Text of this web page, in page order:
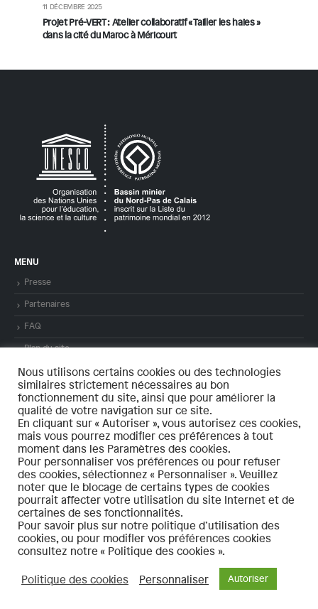
Projet Pré-VERT : Atelier collaboratif « Tailler les haies »
dans la cité du Maroc à Méricourt
11 DÉCEMBRE 2025
MENU
Presse
Partenaires
FAQ
Plan du site
Mentions légales
Contact
© 2021 – bassinminier-patrimoinemondial.org Tous droits réservés. – Réalisé
parLINÉAL
Politique de confidentialité
Nous utilisons certains cookies ou des technologies
similaires strictement nécessaires au bon
fonctionnement du site, ainsi que pour améliorer la
qualité de votre navigation sur ce site.
En cliquant sur « Autoriser », vous autorisez ces cookies,
mais vous pourrez modifier ces préférences à tout
moment dans les Paramètres des cookies.
Pour personnaliser vos préférences ou pour refuser
des cookies, sélectionnez « Personnaliser ». Veuillez
noter que le blocage de certains types de cookies
pourrait affecter votre utilisation du site Internet et de
certaines de ses fonctionnalités.
Pour savoir plus sur notre politique d’utilisation des
cookies, ou pour modifier vos préférences cookies
consultez notre « Politique des cookies ».
Politique des cookies
Personnaliser Autoriser